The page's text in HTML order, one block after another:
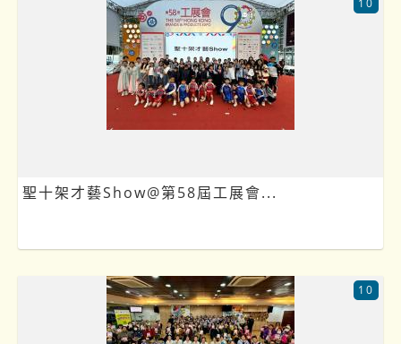
聖十架才藝Show@第58屆工展會...
10
10